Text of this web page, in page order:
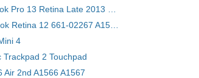
4
Trackpad 2 Touchpad
Air 2nd A1566 A1567